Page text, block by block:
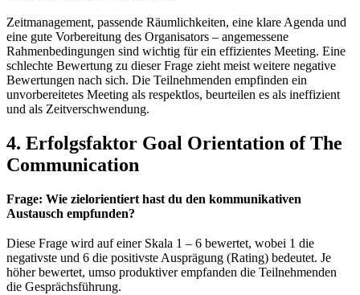
Zeitmanagement, passende Räumlichkeiten, eine klare Agenda und
eine gute Vorbereitung des Organisators – angemessene
Rahmenbedingungen sind wichtig für ein effizientes Meeting. Eine
schlechte Bewertung zu dieser Frage zieht meist weitere negative
Bewertungen nach sich. Die Teilnehmenden empfinden ein
unvorbereitetes Meeting als respektlos, beurteilen es als ineffizient
und als Zeitverschwendung.
4. Erfolgsfaktor Goal Orientation of The
Communication
Frage: Wie zielorientiert hast du den kommunikativen
Austausch empfunden?
Diese Frage wird auf einer Skala 1 – 6 bewertet, wobei 1 die
negativste und 6 die positivste Ausprägung (Rating) bedeutet. Je
höher bewertet, umso produktiver empfanden die Teilnehmenden
die Gesprächsführung.